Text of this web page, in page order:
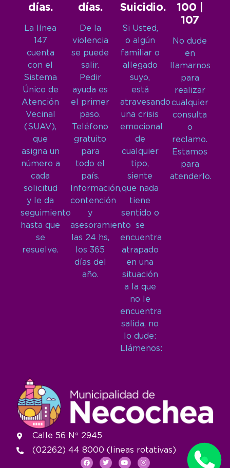
días.
La línea
147
cuenta
con el
Sistema
Único de
Atención
Vecinal
(SUAV),
que
asigna un
número a
cada
solicitud
y le da
seguimiento
hasta que
se
resuelve.
días.
De la
violencia
se puede
salir.
Pedir
ayuda es
el primer
paso.
Teléfono
gratuito
para
todo el
país.
Información,
contención
y
asesoramiento
las 24 hs,
los 365
días del
año.
Suicidio.
Si Usted,
o algún
familiar o
allegado
suyo,
está
atravesando
una crisis
emocional
de
cualquier
tipo,
siente
que nada
tiene
sentido o
se
encuentra
atrapado
en una
situación
a la que
no le
encuentra
salida, no
lo dude:
Llámenos:
100 |
107
No dude
en
llamarnos
para
realizar
cualquier
consulta
o
reclamo.
Estamos
para
atenderlo.
Calle 56 Nº 2945
(02262) 44 8000 (lineas rotativas)